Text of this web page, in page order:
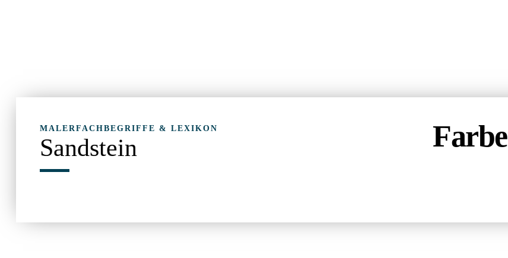
MALERFACHBEGRIFFE & LEXIKON
Sandstein